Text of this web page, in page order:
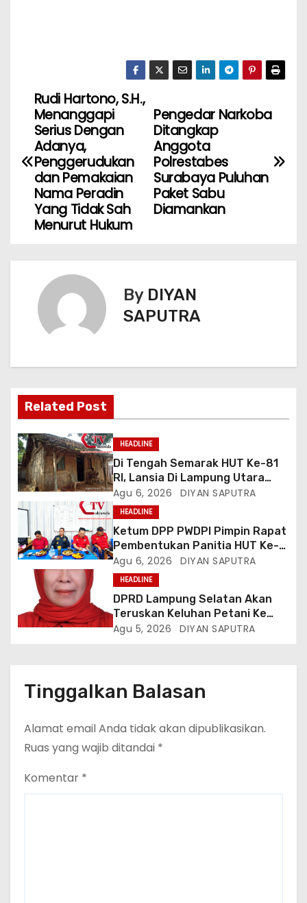
Pengedar Narkoba
Ditangkap
Anggota
Polrestabes
Surabaya Puluhan
Paket Sabu
Diamankan
Rudi Hartono, S.H.,
Menanggapi
Serius Dengan
Adanya,
Penggerudukan
dan Pemakaian
Nama Peradin
Yang Tidak Sah
Menurut Hukum
By DIYAN
SAPUTRA
Related Post
HEADLINE
Di Tengah Semarak HUT Ke-81
RI, Lansia Di Lampung Utara
Hidup Memprihatinkan
Agu 6, 2026 DIYAN SAPUTRA
HEADLINE
Ketum DPP PWDPI Pimpin Rapat
Pembentukan Panitia HUT Ke-4,
Berikut Susunan Dan Rangkaian
Kegiatannya
Agu 6, 2026 DIYAN SAPUTRA
HEADLINE
DPRD Lampung Selatan Akan
Teruskan Keluhan Petani Ke
Dinas Terkait, Minta Audit
Agu 5, 2026 DIYAN SAPUTRA
Tinggalkan Balasan
Alamat email Anda tidak akan dipublikasikan.
Ruas yang wajib ditandai *
Komentar *